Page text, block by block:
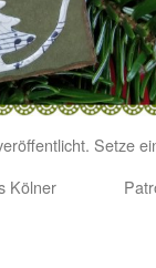
Setze
Kölner